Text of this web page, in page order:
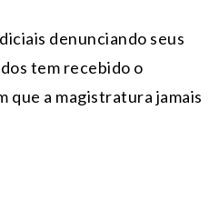
denunciando seus
tem recebido o
que a magistratura jamais